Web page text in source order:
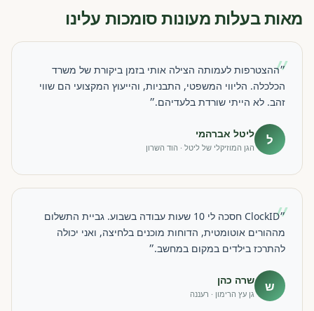
מאות בעלות מעונות סומכות עלינו
״
״ההצטרפות לעמותה הצילה אותי בזמן ביקורת של משרד
הכלכלה. הליווי המשפטי, התבניות, והייעוץ המקצועי הם שווי
זהב. לא הייתי שורדת בלעדיהם.״
ל ליטל אברהמי
הגן המוזיקלי של ליטל · הוד השרון
״
״ClockID חסכה לי 10 שעות עבודה בשבוע. גביית התשלום
מההורים אוטומטית, הדוחות מוכנים בלחיצה, ואני יכולה
להתרכז בילדים במקום במחשב.״
ש שרה כהן
גן עץ הרימון · רעננה